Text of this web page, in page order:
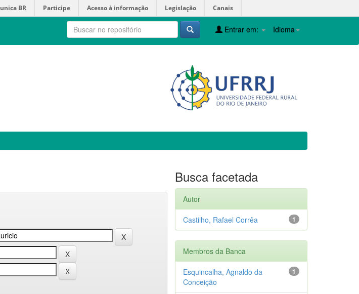
BR Participe Acesso à informação Legislação Canais
Idioma
Entrar em:
Busca facetada
Autor
1
Castilho, Rafael Corrêa
Membros da Banca
1
Esquincalha, Agnaldo da
Conceição